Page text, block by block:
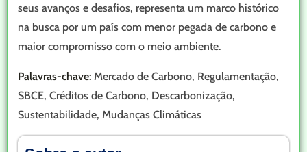
seus avanços e desafios, representa um marco histórico
na busca por um país com menor pegada de carbono e
maior compromisso com o meio ambiente.
Palavras-chave: Mercado de Carbono, Regulamentação,
SBCE, Créditos de Carbono, Descarbonização,
Sustentabilidade, Mudanças Climáticas